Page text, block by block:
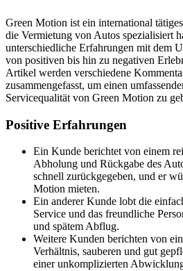
Green Motion ist ein international
die Vermietung von Autos spezialisiert
unterschiedliche Erfahrungen mit dem
von positiven bis hin zu negativen
Artikel werden verschiedene
zusammengefasst, um einen
Servicequalität von Green Motion zu
Positive Erfahrungen
Ein Kunde berichtet von einem
Abholung und Rückgabe des
schnell zurückgegeben, und er
Motion mieten.
Ein anderer Kunde lobt die
Service und das freundliche
und spätem Abflug.
Weitere Kunden berichten von
Verhältnis, sauberen und gut
einer unkomplizierten